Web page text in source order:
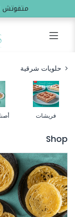
متفوتش
حلويات شرقية
فريشات
Shop